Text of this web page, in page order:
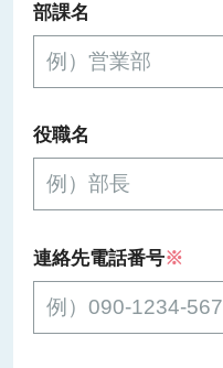
部課名
役職名
連絡先電話番号※